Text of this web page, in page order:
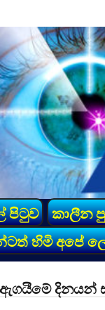
පිටුව කාලීන
හිමි අපේ
ඇගයීමේ